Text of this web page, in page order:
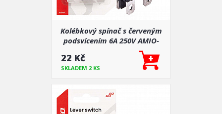
Kolébkový spínač s červeným
podsvícením 6A 250V AMIO-
22 Kč
SKLADEM 2 KS